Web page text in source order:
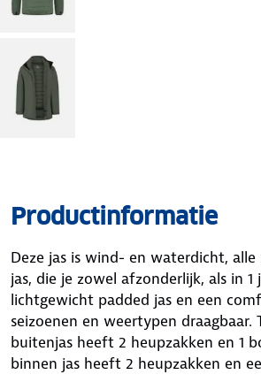
Productinformatie
Deze jas is wind- en waterdicht,
jas, die je zowel afzonderlijk, als in
lichtgewicht padded jas en een
seizoenen en weertypen
buitenjas heeft 2 heupzakken en 1
binnen jas heeft 2 heupzakken en